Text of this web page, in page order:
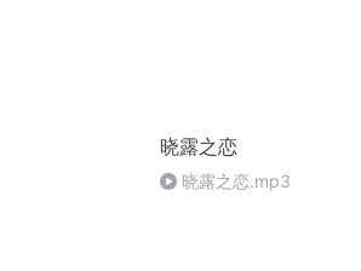
晓露之恋
晓露之恋.mp3